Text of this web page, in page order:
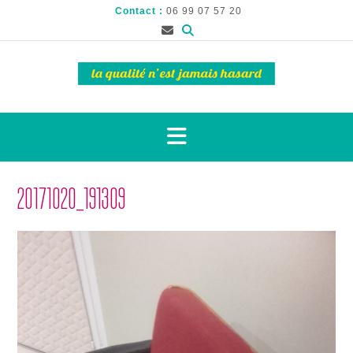
Contact : 06 99 07 57 20
20171020_191309